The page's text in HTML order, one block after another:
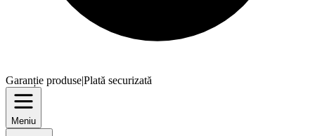
Garanție produse|Plată securizată
Meniu